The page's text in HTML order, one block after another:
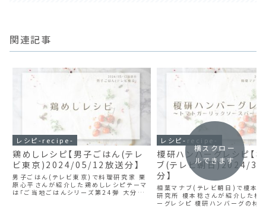
関連記事
レシピ-recipe-
鶏めしレシピ【男子ごはん(テレ
ビ東京)2024/05/12放送分】
男子ごはん(テレビ東京)で料理研究家 栗
原心平さんが紹介した鶏めしレシピテーマ
は「ご当地ごはんシリーズ第24弾 大分県」
レシピ-recipe-
榎研ハンバーグレシピ【
ブ(テレビ朝日)2024/3/
分】
相葉マナブ(テレビ朝日)で榎本
研究所 榎本稔さんが紹介した榎
ーグレシピ 榎研ハンバーグの材
横スクロー
ルできます